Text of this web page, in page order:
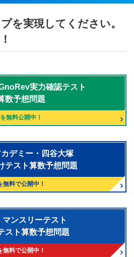
を実現してください。
実力確認テスト
数予想問題
を無料公開中！
デミー・四谷大塚
テスト算数予想問題
無料で公開中！
ンスリーテスト
スト算数予想問題
無料で公開中！